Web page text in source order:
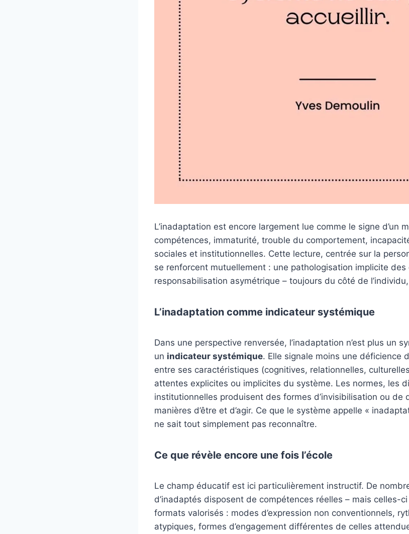
L’inadaptation est encore largement lue comme le signe d’un
compétences, immaturité, trouble du comportement,
sociales et institutionnelles. Cette lecture, centrée sur la
se renforcent mutuellement : une pathologisation implicite
responsabilisation asymétrique – toujours du côté de
L’inadaptation comme indicateur systémique
Dans une perspective renversée, l’inadaptation n’est plus un
un indicateur systémique. Elle signale moins une déficience
entre ses caractéristiques (cognitives, relationnelles,
attentes explicites ou implicites du système. Les normes, les
institutionnelles produisent des formes d’invisibilisation ou de
manières d’être et d’agir. Ce que le système appelle «
ne sait tout simplement pas reconnaître.
Ce que révèle encore une fois l’école
Le champ éducatif est ici particulièrement instructif. De
d’inadaptés disposent de compétences réelles – mais celles-
formats valorisés : modes d’expression non conventionnels,
atypiques, formes d’engagement différentes de celles